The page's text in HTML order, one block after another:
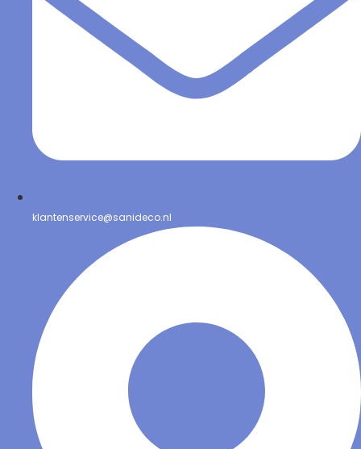
klantenservice@sanideco.nl